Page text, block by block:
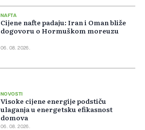
NAFTA
Cijene nafte padaju: Iran i Oman bliže
dogovoru o Hormuškom moreuzu
06. 08. 2026.
NOVOSTI
Visoke cijene energije podstiču
ulaganja u energetsku efikasnost
domova
06. 08. 2026.